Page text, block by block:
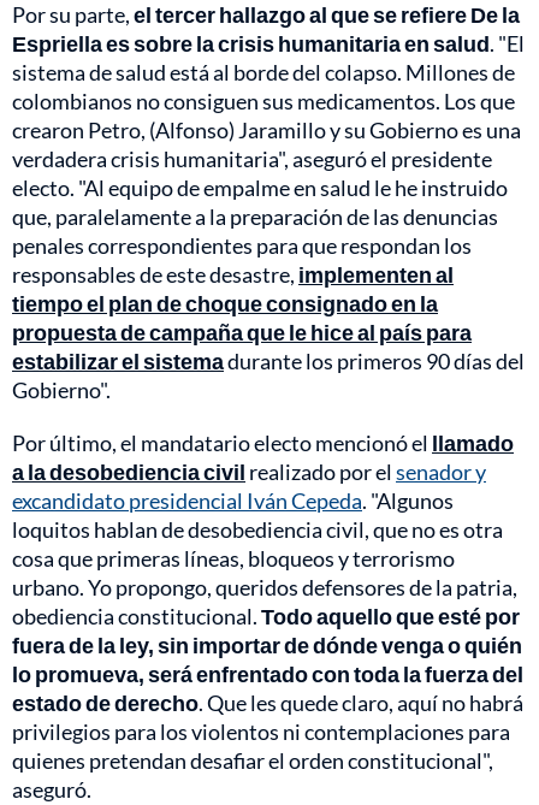
Por su parte,el tercer hallazgo al que se refiere De la
Espriella es sobre la crisis humanitaria en salud. "El
sistema de salud está al borde del colapso. Millones de
colombianos no consiguen sus medicamentos. Los que
crearon Petro, (Alfonso) Jaramillo y su Gobierno es una
verdadera crisis humanitaria", aseguró el presidente
electo. "Al equipo de empalme en salud le he instruido
que, paralelamente a la preparación de las denuncias
penales correspondientes para que respondan los
responsables de este desastre, implementen al
tiempo el plan de choque consignado en la
propuesta de campaña que le hice al país para
estabilizar el sistemadurante los primeros 90 días del
Gobierno".
Por último, el mandatario electo mencionó el llamado
a la desobediencia civil realizado por elsenador y
excandidato presidencial Iván Cepeda. "Algunos
loquitos hablan de desobediencia civil, que no es otra
cosa que primeras líneas, bloqueos y terrorismo
urbano. Yo propongo, queridos defensores de la patria,
obediencia constitucional.Todo aquello que esté por
fuera de la ley, sin importar de dónde venga o quién
lo promueva, será enfrentado con toda la fuerza del
estado de derecho. Que les quede claro, aquí no habrá
privilegios para los violentos ni contemplaciones para
quienes pretendan desafiar el orden constitucional",
aseguró.